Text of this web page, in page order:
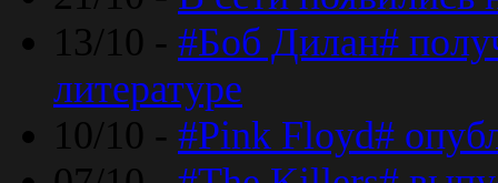
13/10 - #Боб Дилан#
литературе
10/10 - #Pink Floyd#